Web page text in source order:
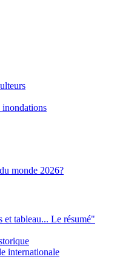
inondations
et tableau... Le résumé"
internationale